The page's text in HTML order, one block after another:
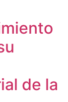
de la